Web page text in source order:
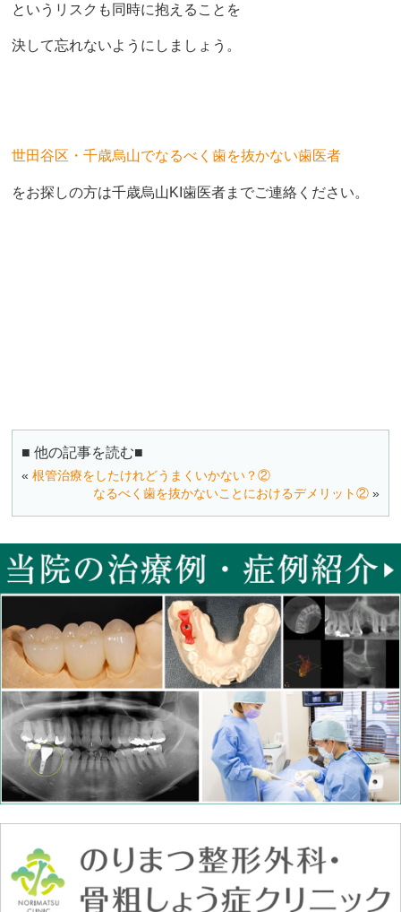
というリスクも同時に抱えることを
決して忘れないようにしましょう。
世田谷区・千歳烏山でなるべく歯を抜かない歯医者
をお探しの方は千歳烏山KI歯医者までご連絡ください。
■ 他の記事を読む■
«根管治療をしたけれどうまくいかない？②
なるべく歯を抜かないことにおけるデメリット②»